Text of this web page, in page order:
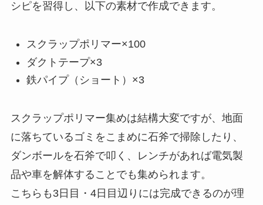
シピを習得し、以下の素材で作成できます。
スクラップポリマー×100
ダクトテープ×3
鉄パイプ（ショート）×3
スクラップポリマー集めは結構大変ですが、地面
に落ちているゴミをこまめに石斧で掃除したり、
ダンボールを石斧で叩く、レンチがあれば電気製
品や車を解体することでも集められます。
こちらも3日目・4日目辺りには完成できるのが理